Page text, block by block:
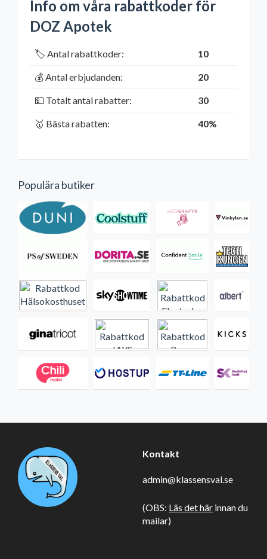
Info om våra rabattkoder för
DOZ Apotek
🏷️ Antal rabattkoder: 10
💰 Antal erbjudanden: 20
💵 Totalt antal rabatter: 30
🥇 Bästa rabatten: 40%
Populära butiker
Kontakt
admin@klassensval.se
(OBS: Läs det här innan du
mailar)